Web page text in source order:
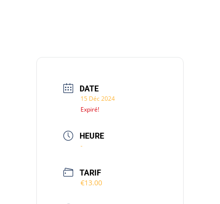
DATE
15 Déc 2024
Expiré!
HEURE
-
TARIF
€13.00